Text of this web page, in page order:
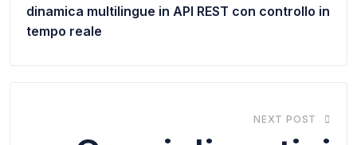
dinamica multilingue in API REST con controllo in
tempo reale
NEXT POST